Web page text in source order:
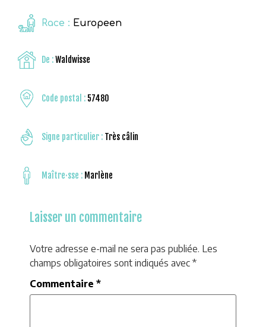
Race : Europeen
De :Waldwisse
Code postal : 57480
Signe particulier : Très câlin
Maître·sse : Marlène
Laisser un commentaire
Votre adresse e-mail ne sera pas publiée. Les
champs obligatoires sont indiqués avec *
Commentaire *